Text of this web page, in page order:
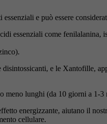
e può essere
essenziali come fenilalanina,
e le Xantofille,
meno lunghi (da 10 giorni a 1-3
energizzante, aiutano il
cellulare.